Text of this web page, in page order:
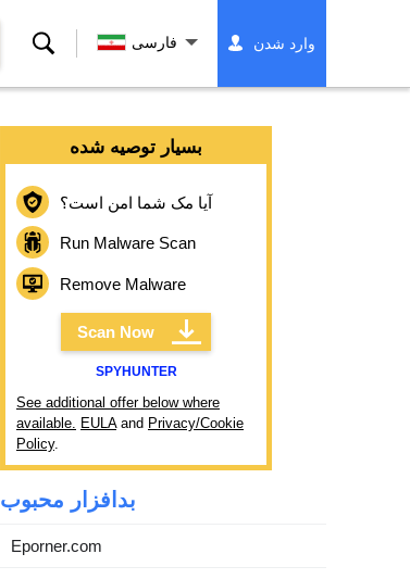
جستجو
فارسی وارد شدن
بسیار توصیه شده
آیا مک شما امن است؟
Run Malware Scan
Remove Malware
Scan Now
SPYHUNTER
See additional offer below where
available. EULAand Privacy/Cookie
Policy.
بدافزار محبوب
Eporner.com